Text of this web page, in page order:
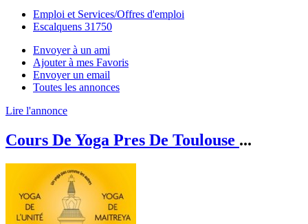
Emploi et Services/Offres d'emploi
Escalquens 31750
Envoyer à un ami
Ajouter à mes Favoris
Envoyer un email
Toutes les annonces
Lire l'annonce
Cours De Yoga Pres De Toulouse ...